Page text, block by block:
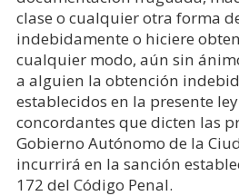
clase o cualquier otra forma
indebidamente o hiciere
cualquier modo, aún sin
a alguien la obtención
establecidos en la presente
concordantes que dicten las
Gobierno Autónomo de la
incurrirá en la sanción
172 del Código Penal.